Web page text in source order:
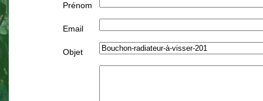
Prénom
Email
Objet